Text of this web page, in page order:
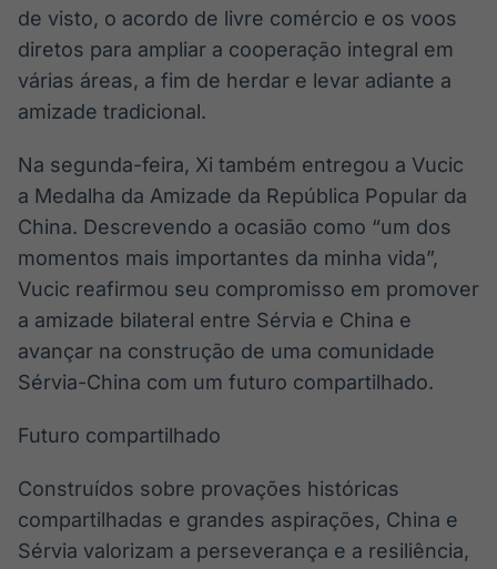
de visto, o acordo de livre comércio e os voos
diretos para ampliar a cooperação integral em
várias áreas, a fim de herdar e levar adiante a
amizade tradicional.
Na segunda-feira, Xi também entregou a Vucic
a Medalha da Amizade da República Popular da
China. Descrevendo a ocasião como “um dos
momentos mais importantes da minha vida”,
Vucic reafirmou seu compromisso em promover
a amizade bilateral entre Sérvia e China e
avançar na construção de uma comunidade
Sérvia-China com um futuro compartilhado.
Futuro compartilhado
Construídos sobre provações históricas
compartilhadas e grandes aspirações, China e
Sérvia valorizam a perseverança e a resiliência,